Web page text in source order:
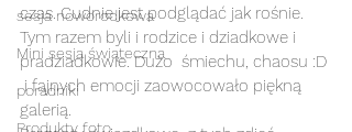
sesja noworodkowa
Mini sesja świąteczna
poradniki
Produkty foto
czas. Cudnie jest podglądać jak rośnie.
Tym razem byli i rodzice i dziadkowe i
pradziadkowie. Dużo  śmiechu, chaosu :D
i fajnych emocji zaowocowało piękną
galerią.